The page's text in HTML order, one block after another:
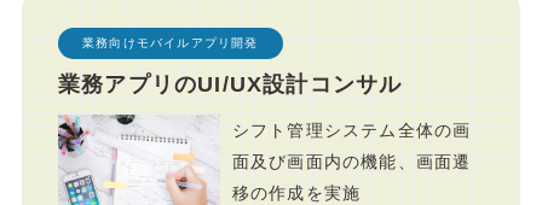
業務向けモバイルアプリ開発
業務アプリのUI/UX設計コンサル
シフト管理システム全体の画
面及び画面内の機能、画面遷
移の作成を実施